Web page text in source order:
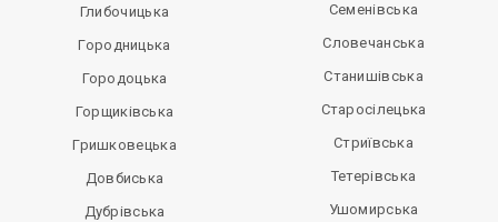
Глибочицька
Городницька
Городоцька
Горщиківська
Гришковецька
Довбиська
Дубрівська
Семенівська
Словечанська
Станишівська
Старосілецька
Стриївська
Тетерівська
Ушомирська